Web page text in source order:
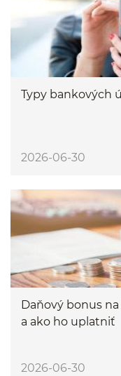
Typy bankových
2026-06-30
Daňový bonus
a ako ho uplatniť
2026-06-30